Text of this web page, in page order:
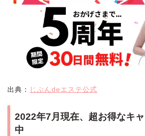
出典： じぶんdeエステ公式
2022年7月現在、超お得なキ
中